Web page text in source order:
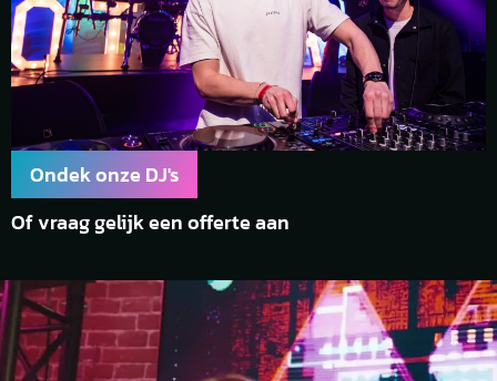
Ondek onze DJ's
Of vraag gelijk een offerte aan